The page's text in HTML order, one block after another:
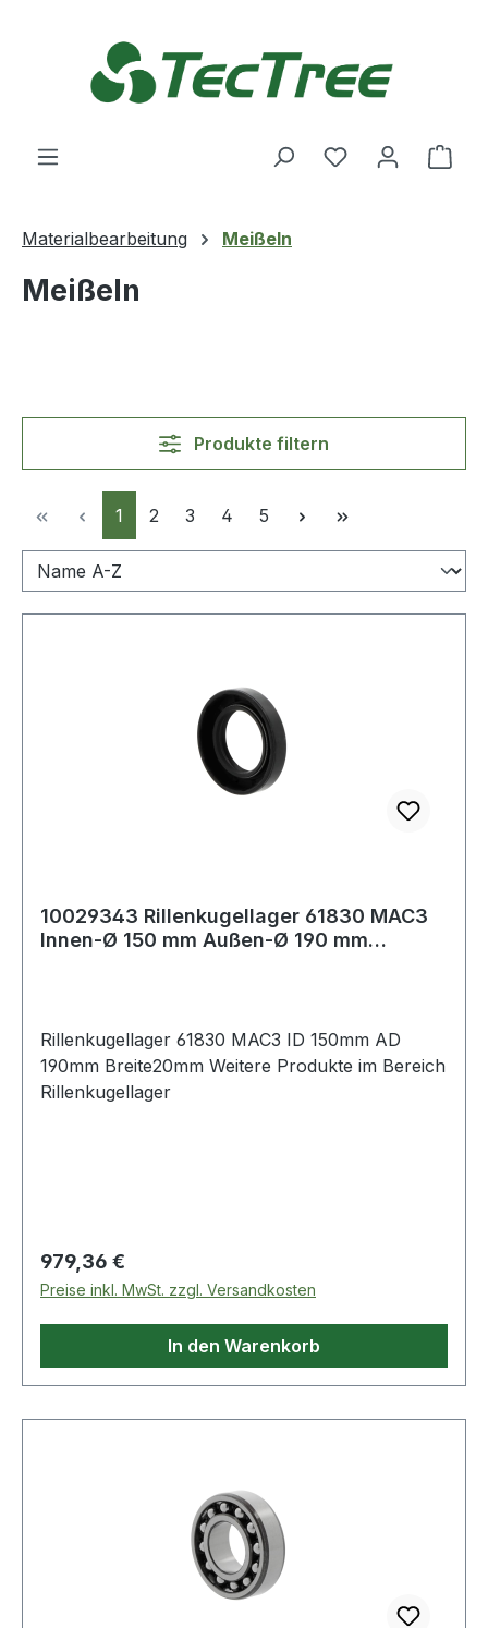
Du hast 0
Materialbearbeitung Meißeln
Meißeln
Produkte filtern
Seite
1 Seite
2 Seite
3 Seite
4 Seite
5
10029343 Rillenkugellager 61830 MAC3
Innen-Ø 150 mm Außen-Ø 190 mm
Rillenkugellager 61830 MAC3 ID 150mm AD
190mm Breite20mm Weitere Produkte im Bereich
Rillenkugellager
Regulärer Preis:
979,36 €
Preise inkl. MwSt. zzgl. Versandkosten
In den Warenkorb